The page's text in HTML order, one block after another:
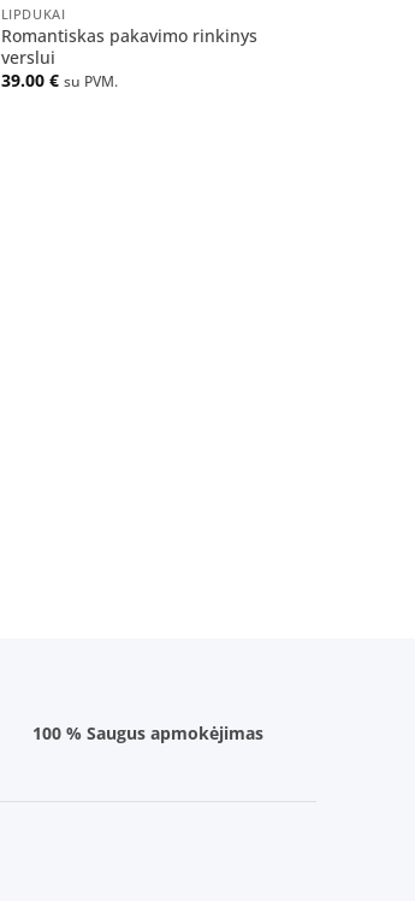
LIPDUKAI
Romantiskas pakavimo rinkinys
verslui
39.00 € su PVM.
100 % Saugus apmokėjimas